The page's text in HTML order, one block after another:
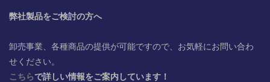
弊社製品をご検討の方へ
卸売事業、各種商品の提供が可能ですので、お気軽にお問い合わ
せください。
こちらで詳しい情報をご案内しています！